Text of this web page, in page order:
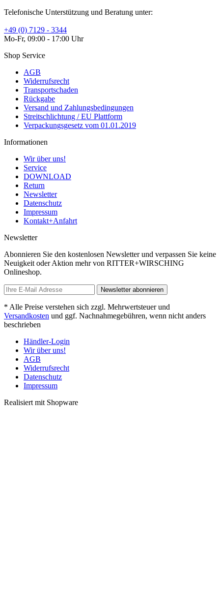
Telefonische Unterstützung und Beratung unter:
+49 (0) 7129 - 3344
Mo-Fr, 09:00 - 17:00 Uhr
Shop Service
AGB
Widerrufsrecht
Transportschaden
Rückgabe
Versand und Zahlungsbedingungen
Streitschlichtung / EU Plattform
Verpackungsgesetz vom 01.01.2019
Informationen
Wir über uns!
Service
DOWNLOAD
Return
Newsletter
Datenschutz
Impressum
Kontakt+Anfahrt
Newsletter
Abonnieren Sie den kostenlosen Newsletter und verpassen Sie keine
Neuigkeit oder Aktion mehr von RITTER+WIRSCHING
Onlineshop.
Newsletter abonnieren
* Alle Preise verstehen sich zzgl. Mehrwertsteuer und
Versandkosten und ggf. Nachnahmegebühren, wenn nicht anders
beschrieben
Händler-Login
Wir über uns!
AGB
Widerrufsrecht
Datenschutz
Impressum
Realisiert mit Shopware